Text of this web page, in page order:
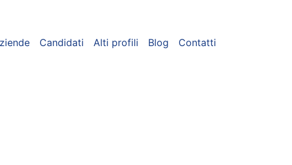
Candidati Alti profili Blog Contatti